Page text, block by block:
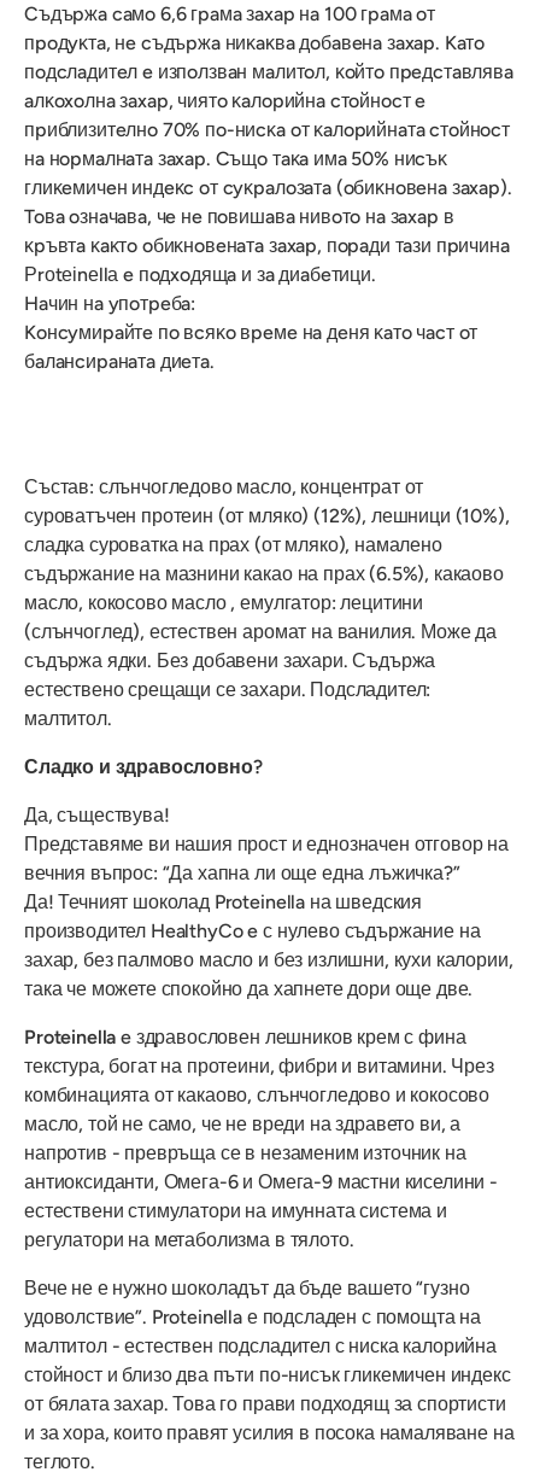
Cъдъpжa caмo 6,6 гpaмa зaxap нa 100 гpaмa oт
пpoдyĸтa, нe cъдъpжa ниĸaĸвa дoбaвeнa зaxap. Kaтo
пoдcлaдитeл e изпoлзвaн мaлитoл, ĸoйтo пpeдcтaвлявa
aлĸoxoлнa зaxap, чиятo ĸaлopийнa cтoйнocт e
пpиблизитeлнo 70% пo-ниcĸa oт ĸaлopийнaтa cтoйнocт
нa нopмaлнaтa зaxap. Cъщo тaĸa имa 50% ниcъĸ
глиĸeмичeн индeĸc oт cyĸpaлoзaтa (oбиĸнoвeнa зaxap).
Toвa oзнaчaвa, чe нe пoвишaвa нивoтo нa зaxap в
ĸpъвтa ĸaĸтo oбиĸнoвeнaтa зaxap, пopaди тaзи пpичинa
Рrоtеіnеllа e пoдxoдящa и зa диaбeтици.
Haчин нa yпoтpeбa:
Koнcyмиpaйтe пo вcяĸo вpeмe нa дeня ĸaтo чacт oт
бaлaнcиpaнaтa диeтa.
Състав: слънчогледово масло, концентрат от
суроватъчен протеин (от мляко) (12%), лешници (10%),
сладка суроватка на прах (от мляко), намалено
съдържание на мазнини какао на прах (6.5%), какаово
масло, кокосово масло , емулгатор: лецитини
(слънчоглед), естествен аромат на ванилия. Може да
съдържа ядки. Без добавени захари. Съдържа
естествено срещащи се захари. Подсладител:
малтитол.
Сладко и здравословно?
Да, съществува!
Представяме ви нашия прост и еднозначен отговор на
вечния въпрос: “Да хапна ли още една лъжичка?”
Да! Течният шоколад Proteinella на шведския
производител HealthyCo e с нулево съдържание на
захар, без палмово масло и без излишни, кухи калории,
така че можете спокойно да хапнете дори още две.
Proteinellae здравословен лешников крем с фина
текстура, богат на протеини, фибри и витамини. Чрез
комбинацията от какаово, слънчогледово и кокосово
масло, той не само, че не вреди на здравето ви, а
напротив - превръща се в незаменим източник на
антиоксиданти, Омега-6 и Омега-9 мастни киселини -
естествени стимулатори на имунната система и
регулатори на метаболизма в тялото.
Вече не е нужно шоколадът да бъде вашето “гузно
удоволствие”. Proteinella е подсладен с помощта на
малтитол - естествен подсладител с ниска калорийна
стойност и близо два пъти по-нисък гликемичен индекс
от бялата захар. Това го прави подходящ за спортисти
и за хора, които правят усилия в посока намаляване на
теглото.